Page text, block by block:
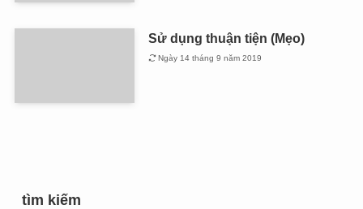
Sử dụng thuận tiện (Mẹo)
Ngày 14 tháng 9 năm 2019
tìm kiếm